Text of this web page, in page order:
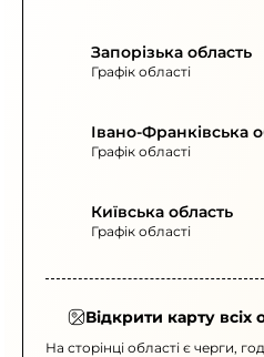
Запорізька область
Графік області
Івано-Франківська
Графік області
Київська область
Графік області
Відкрити карту всіх
На сторінці області є черги,